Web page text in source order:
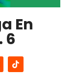
En
6